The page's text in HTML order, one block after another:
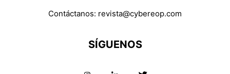
Contáctanos: revista@cybereop.com
SÍGUENOS